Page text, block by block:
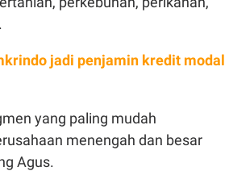
jadi penjamin kredit modal
yang paling mudah
menengah dan besar
Agus.